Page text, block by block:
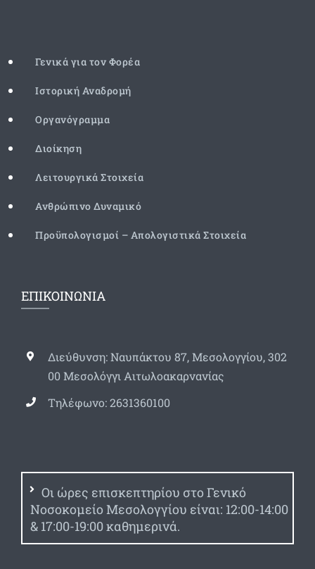
Γενικά για τον Φορέα
Ιστορική Αναδρομή
Οργανόγραμμα
Διοίκηση
Λειτουργικά Στοιχεία
Ανθρώπινο Δυναμικό
Προϋπολογισμοί – Απολογιστικά Στοιχεία
ΕΠΙΚΟΙΝΩΝΙΑ
Διεύθυνση: Ναυπάκτου 87, Μεσολογγίου, 302
00 Μεσολόγγι Αιτωλοακαρνανίας
Τηλέφωνο: 2631360100
Οι ώρες επισκεπτηρίου στο Γενικό
Νοσοκομείο Μεσολογγίου είναι: 12:00-14:00
& 17:00-19:00 καθημερινά.